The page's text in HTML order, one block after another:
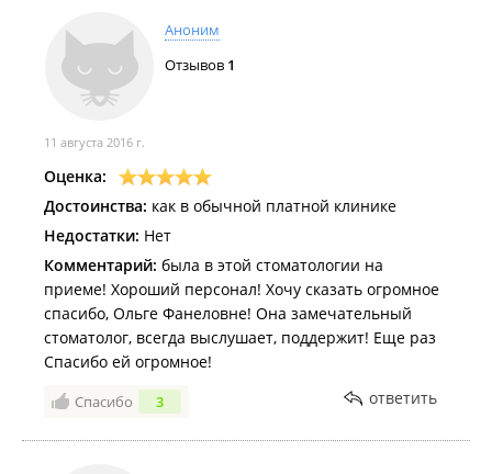
Аноним
Отзывов 1
11 августа 2016 г.
Оценка:
Достоинства: как в обычной платной клинике
Недостатки: Нет
Комментарий: была в этой стоматологии на
приеме! Хороший персонал! Хочу сказать огромное
спасибо, Ольге Фанеловне! Она замечательный
стоматолог, всегда выслушает, поддержит! Еще раз
Спасибо ей огромное!
Спасибо 3 ответить